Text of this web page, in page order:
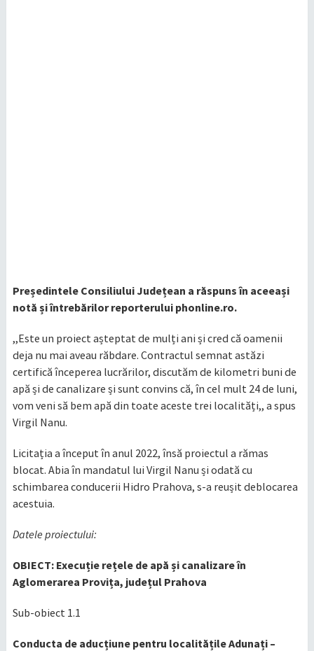
Președintele Consiliului Județean a răspuns în aceeași
notă și întrebărilor reporterului phonline.ro.
,,Este un proiect așteptat de mulți ani și cred că oamenii
deja nu mai aveau răbdare. Contractul semnat astăzi
certifică începerea lucrărilor, discutăm de kilometri buni de
apă și de canalizare și sunt convins că, în cel mult 24 de luni,
vom veni să bem apă din toate aceste trei localități,, a spus
Virgil Nanu.
Licitația a început în anul 2022, însă proiectul a rămas
blocat. Abia în mandatul lui Virgil Nanu și odată cu
schimbarea conducerii Hidro Prahova, s-a reușit deblocarea
acestuia.
Datele proiectului:
OBIECT: Execuție rețele de apă și canalizare în
Aglomerarea Provița, județul Prahova
Sub-obiect 1.1
Conducta de aducțiune pentru localitățile Adunați –